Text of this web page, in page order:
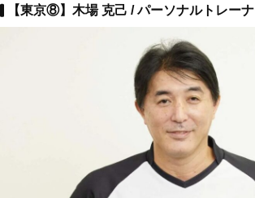
【東京⑧】木場 克己 / パーソナルトレー